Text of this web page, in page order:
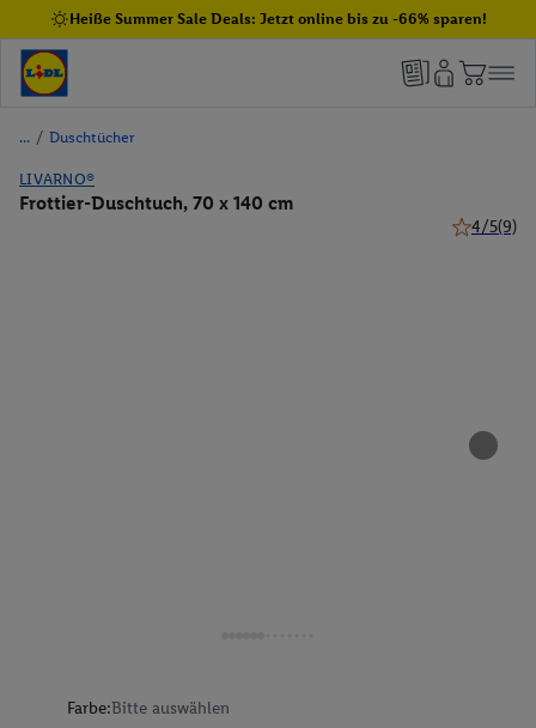
Heiße Summer Sale Deals: Jetzt online bis zu -66% sparen!
/ Duschtücher
LIVARNO®
Frottier-Duschtuch, 70 x 140 cm
4/5(9)
Farbe:Bitte auswählen